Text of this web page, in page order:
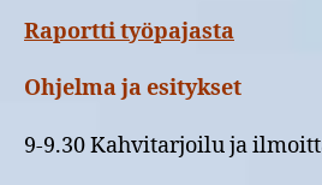
Raportti työpajasta
Ohjelma ja esitykset
9-9.30 Kahvitarjoilu ja